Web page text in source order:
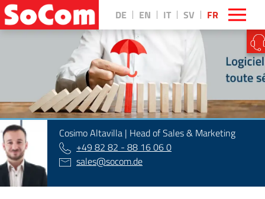
DE EN IT SV
FR
Cosimo Altavilla | Head of Sales & Marketing
+49 82 82 - 88 16 06 0
sales@socom.de